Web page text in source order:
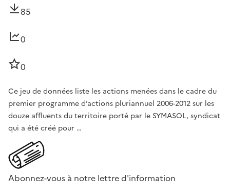
85
0
0
Ce jeu de données liste les actions menées dans le cadre du
premier programme d’actions pluriannuel 2006-2012 sur les
douze affluents du territoire porté par le SYMASOL, syndicat
qui a été créé pour …
Abonnez-vous à notre lettre d'information